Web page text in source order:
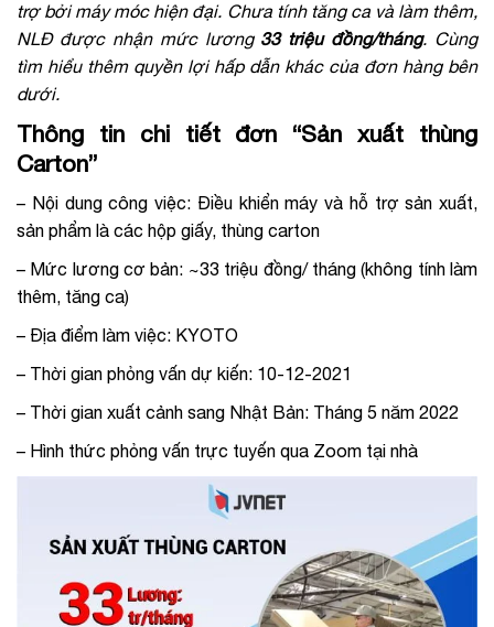
trợ bởi máy móc hiện đại. Chưa tính tăng ca và làm thêm,
NLĐ được nhận mức lương 33 triệu đồng/tháng. Cùng
tìm hiểu thêm quyền lợi hấp dẫn khác của đơn hàng bên
dưới.
Thông tin chi tiết đơn “Sản xuất thùng
Carton”
– Nội dung công việc: Điều khiển máy và hỗ trợ sản xuất,
sản phẩm là các hộp giấy, thùng carton
– Mức lương cơ bản: ~33 triệu đồng/ tháng (không tính làm
thêm, tăng ca)
– Địa điểm làm việc: KYOTO
– Thời gian phỏng vấn dự kiến: 10-12-2021
– Thời gian xuất cảnh sang Nhật Bản: Tháng 5 năm 2022
– Hình thức phỏng vấn trực tuyến qua Zoom tại nhà